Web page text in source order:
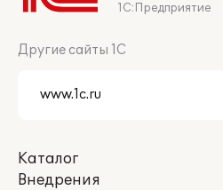
1С:Предприятие
Другие сайты 1С
Каталог
Внедрения